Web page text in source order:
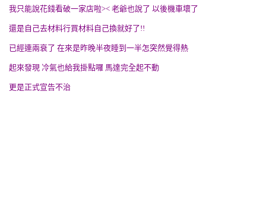
我只能說花錢看破一家店啦>< 老爺也說了 以後機車壞了
還是自己去材料行買材料自己換就好了!!
已經連兩衰了 在來是昨晚半夜睡到一半怎突然覺得熱
起來發現 冷氣也給我掛點囉 馬達完全起不動
更是正式宣告不治